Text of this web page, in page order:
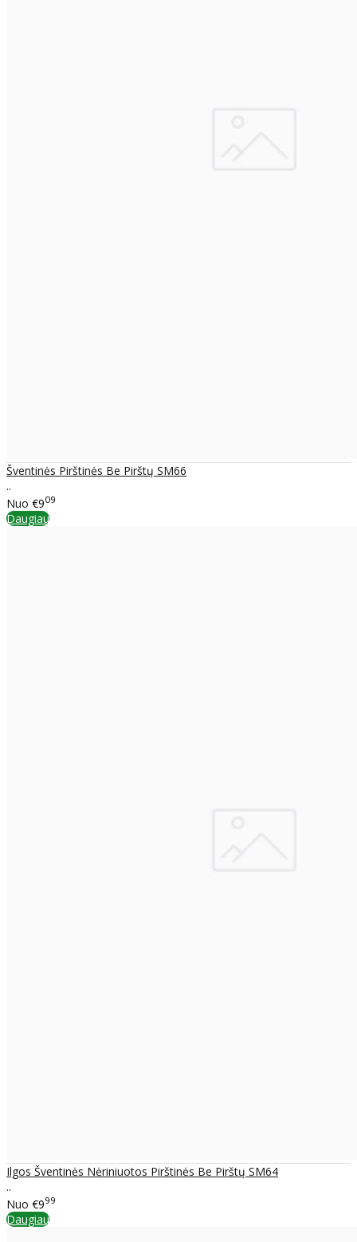
Šventinės Pirštinės Be Pirštų SM66
..
Nuo €909
Daugiau
Ilgos Šventinės Nėriniuotos Pirštinės Be Pirštų SM64
..
Nuo €999
Daugiau